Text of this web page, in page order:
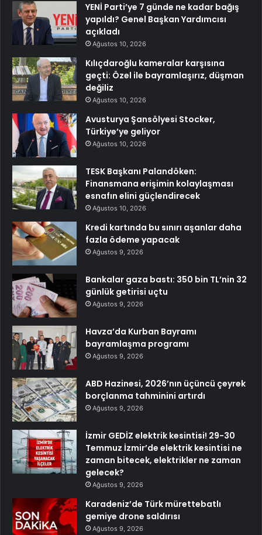
YENİ Parti’ye 7 günde ne kadar bağış
yapıldı? Genel Başkan Yardımcısı
açıkladı
Ağustos 10, 2026
Kılıçdaroğlu kameralar karşısına
geçti: Özel ile bayramlaşırız, düşman
değiliz
Ağustos 10, 2026
Avusturya Şansölyesi Stocker,
Türkiye’ye geliyor
Ağustos 10, 2026
TESK Başkanı Palandöken:
Finansmana erişimin kolaylaşması
esnafın elini güçlendirecek
Ağustos 10, 2026
Kredi kartında bu sınırı aşanlar daha
fazla ödeme yapacak
Ağustos 9, 2026
Bankalar gaza bastı: 350 bin TL’nin 32
günlük getirisi uçtu
Ağustos 9, 2026
Havza’da Kurban Bayramı
bayramlaşma programı
Ağustos 9, 2026
ABD Hazinesi, 2026’nın üçüncü çeyrek
borçlanma tahminini artırdı
Ağustos 9, 2026
İzmir GEDİZ elektrik kesintisi! 29-30
Temmuz İzmir’de elektrik kesintisi ne
zaman bitecek, elektrikler ne zaman
gelecek?
Ağustos 9, 2026
Karadeniz’de Türk mürettebatlı
gemiye drone saldırısı
Ağustos 9, 2026